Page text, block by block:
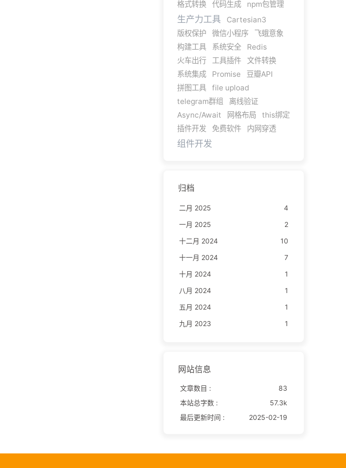
格式转换
代码生成 npm包管理
生产力工具
Cartesian3
版权保护
微信小程序
飞蛾意象
构建工具
系统安全
Redis
火车出行
工具插件
文件转换
系统集成
Promise
豆瓣API
拼图工具
file upload
telegram群组
离线验证
Async/Await
网格布局
this绑定
插件开发
免费软件 内网穿透
组件开发
归档
二月 2025
4
一月 2025
2
十二月 2024
10
十一月 2024
7
十月 2024
1
八月 2024
1
五月 2024
1
九月 2023
1
网站信息
文章数目 :
83
本站总字数 :
57.3k
最后更新时间 :
2025-02-19